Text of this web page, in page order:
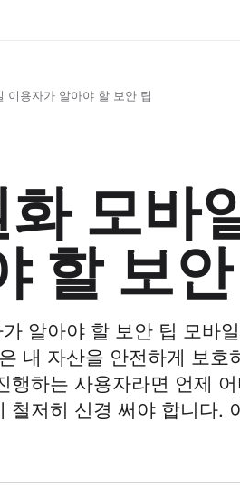
이용자가 알아야 할 보안 팁
모바
할 보
알아야 할 보안 팁 모바
내 자산을 안전하게 보호
행하는 사용자라면 언제
철저히 신경 써야 합니다.